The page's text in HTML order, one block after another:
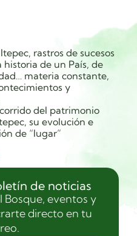
rastros de sucesos
de un País, de
materia constante,
y
del patrimonio
su evolución e
de “lugar”
de noticias
Bosque, eventos y
directo en tu